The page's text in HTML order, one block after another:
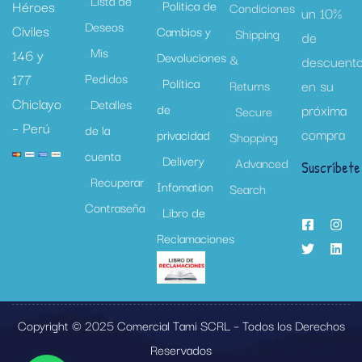
Héroes
Civiles
146 y
177
Chiclayo
– Perú
Deseos
Mis
Pedidos
Detalles
de la
cuenta
Recuperar
Contraseña
Politica de
Cambios y
Devoluciones
Política
de
privacidad
Delivery
Infomation
Libro de
Reclamaciones
Condiciones
Shipping
&
Returns
Secure
Shopping
Advanced
Search
un 10%
de
en su
próxima
compra
Suscríbete
Copyright © 2025 Comercial Tami SCRL – Todos los Derechos
Reservados